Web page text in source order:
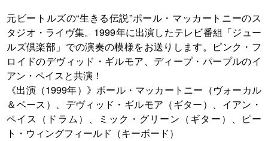
元ビートルズの“生きる伝説”ポール・マッカートニーのス
タジオ・ライヴ集。1999年に出演したテレビ番組「ジュー
ルズ倶楽部」での演奏の模様をお送りします。ピンク・フ
ロイドのデヴィッド・ギルモア、ディープ・パープルのイ
アン・ペイスと共演！
《出演（1999年）》ポール・マッカートニー（ヴォーカル
＆ベース）、デヴィッド・ギルモア（ギター）、イアン・
ペイス（ドラム）、ミック・グリーン（ギター）、ピー
ト・ウィングフィールド（キーボード）